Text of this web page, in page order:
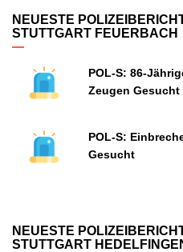
NEUESTE
STUTTGART FEUERBACH
POL-S: 86-
Zeugen Gesucht
POL-S:
Gesucht
NEUESTE
STUTTGART